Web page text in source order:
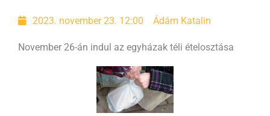
2023. november 23. 12:00 Ádám Katalin
November 26-án indul az egyházak téli ételosztása